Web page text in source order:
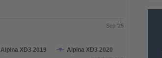
Alpina XD3 2019 Alpina XD3 2020
Sep '25